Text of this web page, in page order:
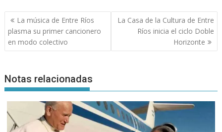
Navegación
de
entradas
La música de Entre Ríos
plasma su primer cancionero
en modo colectivo
La Casa de la Cultura de Entre
Ríos inicia el ciclo Doble
Horizonte
Notas relacionadas